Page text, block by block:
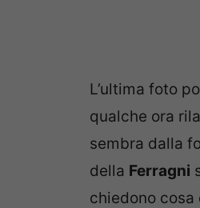
L’ultima foto
qualche ora
sembra dalla
della Ferragni
chiedono cosa